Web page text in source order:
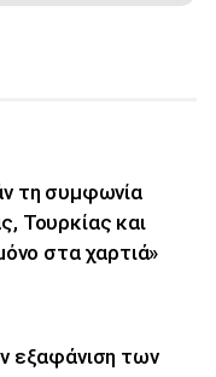
τη συμφωνία
Τουρκίας και
στα χαρτιά»
εξαφάνιση των